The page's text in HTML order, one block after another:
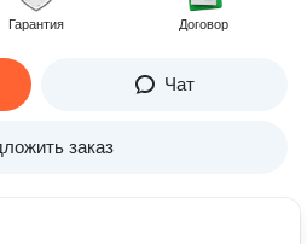
Гарантия Договор
Чат
заказ